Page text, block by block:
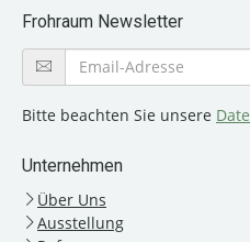
Frohraum Newsletter
Bitte beachten Sie unsere
Unternehmen
Über Uns
Ausstellung